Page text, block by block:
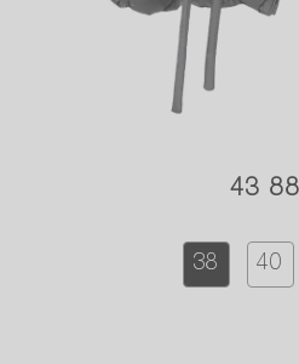
43
38 40